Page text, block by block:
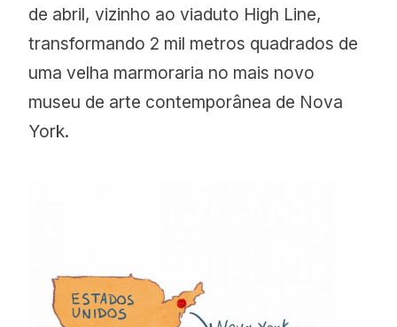
de abril, vizinho ao viaduto High Line,
transformando 2 mil metros quadrados de
uma velha marmoraria no mais novo
museu de arte contemporânea de Nova
York.